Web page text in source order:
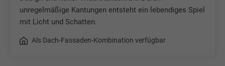
unregelmäßige Kantungen entsteht ein lebendiges Spiel
mit Licht und Schatten.
Als Dach-Fassaden-Kombination verfügbar